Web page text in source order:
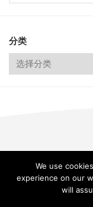
分类
飞常旅客
We use
experience on our
will